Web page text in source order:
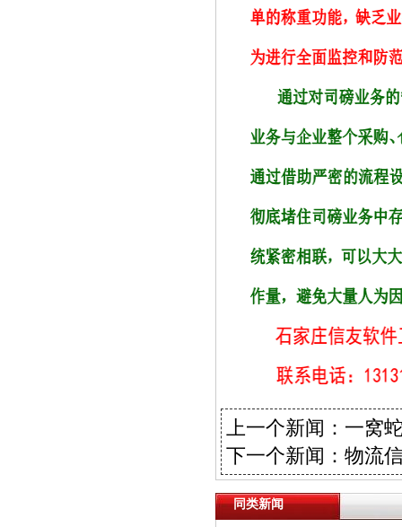
上一个新闻： 一窝
下一个新闻： 物流
同类新闻